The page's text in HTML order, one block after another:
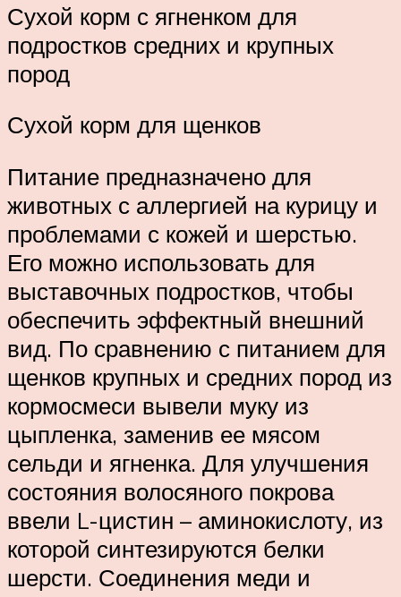
Сухой корм с ягненком для
подростков средних и крупных
пород
Сухой корм для щенков
Питание предназначено для
животных с аллергией на курицу и
проблемами с кожей и шерстью.
Его можно использовать для
выставочных подростков, чтобы
обеспечить эффектный внешний
вид. По сравнению с питанием для
щенков крупных и средних пород из
кормосмеси вывели муку из
цыпленка, заменив ее мясом
сельди и ягненка. Для улучшения
состояния волосяного покрова
ввели L-цистин – аминокислоту, из
которой синтезируются белки
шерсти. Соединения меди и